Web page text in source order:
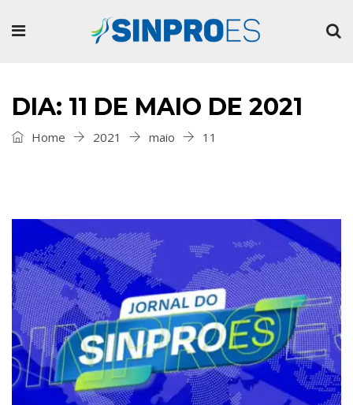
DIA: 11 DE MAIO DE 2021
Home 2021 maio 11